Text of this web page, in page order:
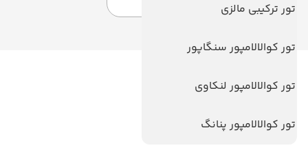
تور ترکیبی مالزی
تور کوالالامپور سنگاپور
تور کوالالامپور لنکاوی
تور کوالالامپور پنانگ
لینک های مفید
ویزا کانادا